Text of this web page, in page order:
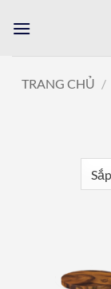
qua
TRANG CHỦ /